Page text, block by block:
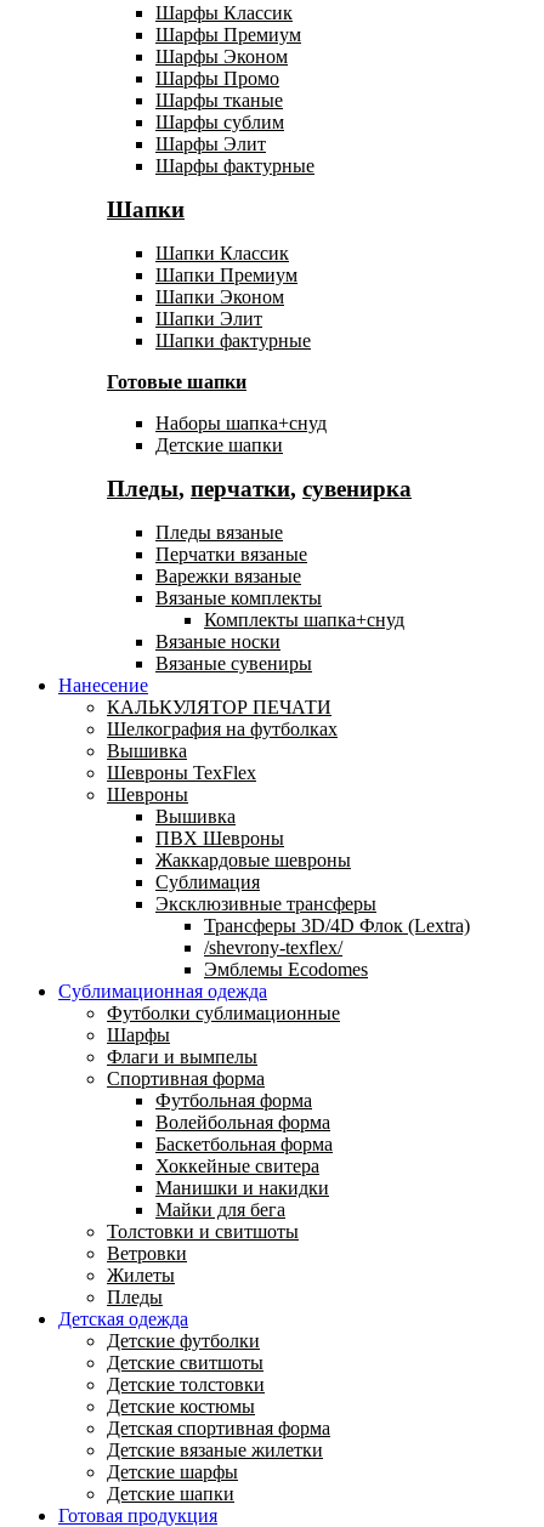
Шарфы Классик
Шарфы Премиум
Шарфы Эконом
Шарфы Промо
Шарфы тканые
Шарфы сублим
Шарфы Элит
Шарфы фактурные
Шапки
Шапки Классик
Шапки Премиум
Шапки Эконом
Шапки Элит
Шапки фактурные
Готовые шапки
Наборы шапка+снуд
Детские шапки
Пледы, перчатки, сувенирка
Пледы вязаные
Перчатки вязаные
Варежки вязаные
Вязаные комплекты
Комплекты шапка+снуд
Вязаные носки
Вязаные сувениры
Нанесение
КАЛЬКУЛЯТОР ПЕЧАТИ
Шелкография на футболках
Вышивка
Шевроны TexFlex
Шевроны
Вышивка
ПВХ Шевроны
Жаккардовые шевроны
Сублимация
Эксклюзивные трансферы
Трансферы 3D/4D Флок (Lextra)
/shevrony-texflex/
Эмблемы Ecodomes
Сублимационная одежда
Футболки сублимационные
Шарфы
Флаги и вымпелы
Спортивная форма
Футбольная форма
Волейбольная форма
Баскетбольная форма
Хоккейные свитера
Манишки и накидки
Майки для бега
Толстовки и свитшоты
Ветровки
Жилеты
Пледы
Детская одежда
Детские футболки
Детские свитшоты
Детские толстовки
Детские костюмы
Детская спортивная форма
Детские вязаные жилетки
Детские шарфы
Детские шапки
Готовая продукция